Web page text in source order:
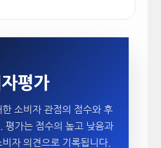
평가
소비자 관점의 점수와 후
평가는 점수의 높고 낮음과
자 의견으로 기록됩니다.